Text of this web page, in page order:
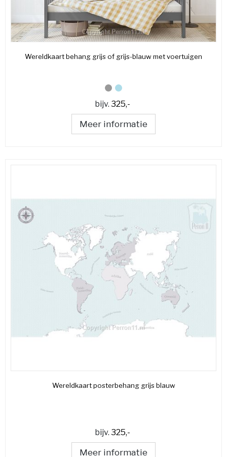
Wereldkaart behang grijs of grijs-blauw met voertuigen
bijv. 325,-
Meer informatie
Wereldkaart posterbehang grijs blauw
bijv. 325,-
Meer informatie